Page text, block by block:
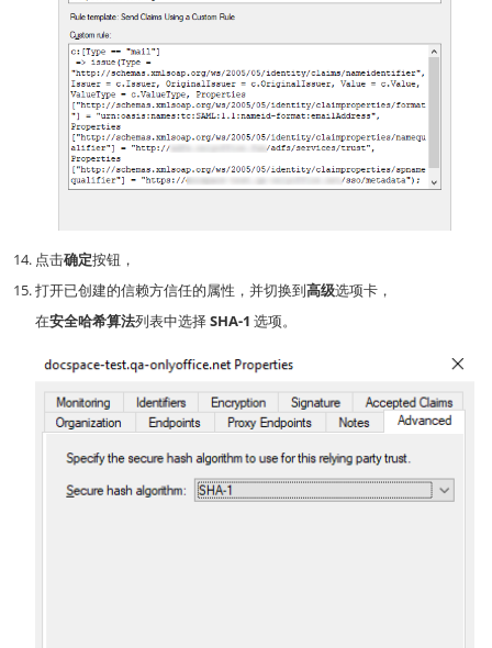
点击确定按钮，
打开已创建的信赖方信任的属性，并切换到高级选项卡，
在安全哈希算法列表中选择SHA-1 选项。